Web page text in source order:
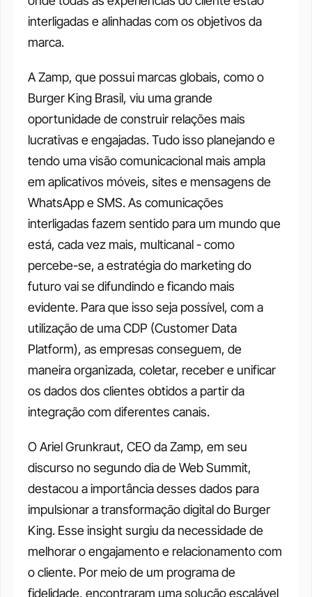
interligadas e alinhadas com os objetivos da
marca.
A Zamp, que possui marcas globais, como o
Burger King Brasil, viu uma grande
oportunidade de construir relações mais
lucrativas e engajadas. Tudo isso planejando e
tendo uma visão comunicacional mais ampla
em aplicativos móveis, sites e mensagens de
WhatsApp e SMS. As comunicações
interligadas fazem sentido para um mundo que
está, cada vez mais, multicanal - como
percebe-se, a estratégia do marketing do
futuro vai se difundindo e ficando mais
evidente. Para que isso seja possível, com a
utilização de uma CDP (Customer Data
Platform), as empresas conseguem, de
maneira organizada, coletar, receber e unificar
os dados dos clientes obtidos a partir da
integração com diferentes canais.
O Ariel Grunkraut, CEO da Zamp, em seu
discurso no segundo dia de Web Summit,
destacou a importância desses dados para
impulsionar a transformação digital do Burger
King. Esse insight surgiu da necessidade de
melhorar o engajamento e relacionamento com
o cliente. Por meio de um programa de
fidelidade, encontraram uma solução escalável